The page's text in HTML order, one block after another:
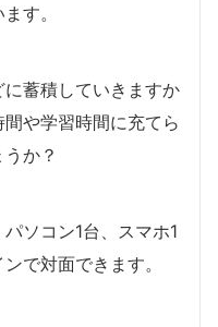
す。
蓄積していきますか
や学習時間に充てら
か？
ソコン1台、スマホ1
で対面できます。